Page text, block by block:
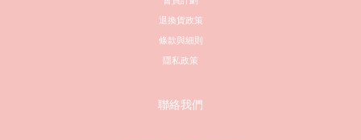
退換貨政策
條款與細則
隱私政策
聯絡我們